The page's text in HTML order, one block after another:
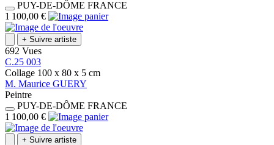
PUY-DE-DÔME FRANCE
1 100,00 €
+ Suivre artiste
692 Vues
C.25 003
Collage 100 x 80 x 5 cm
M. Maurice GUERY
Peintre
PUY-DE-DÔME FRANCE
1 100,00 €
+ Suivre artiste